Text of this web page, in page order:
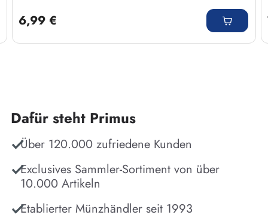
6,99 €
Dafür steht Primus
Über 120.000 zufriedene Kunden
Exclusives Sammler-Sortiment von über
10.000 Artikeln
Etablierter Münzhändler seit 1993